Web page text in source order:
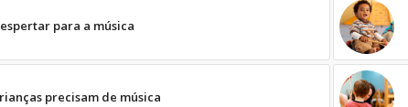
para a música
precisam de música